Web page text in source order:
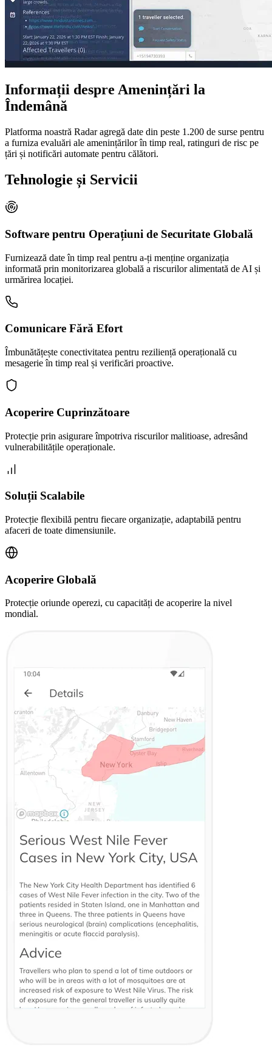
Informații despre Amenințări la
Îndemână
Platforma noastră Radar agregă date din peste 1.200 de surse pentru
a furniza evaluări ale amenințărilor în timp real, ratinguri de risc pe
țări și notificări automate pentru călători.
Tehnologie și Servicii
Software pentru Operațiuni de Securitate Globală
Furnizează date în timp real pentru a-ți menține organizația
informată prin monitorizarea globală a riscurilor alimentată de AI și
urmărirea locației.
Comunicare Fără Efort
Îmbunătățește conectivitatea pentru reziliență operațională cu
mesagerie în timp real și verificări proactive.
Acoperire Cuprinzătoare
Protecție prin asigurare împotriva riscurilor malitioase, adresând
vulnerabilitățile operaționale.
Soluții Scalabile
Protecție flexibilă pentru fiecare organizație, adaptabilă pentru
afaceri de toate dimensiunile.
Acoperire Globală
Protecție oriunde operezi, cu capacități de acoperire la nivel
mondial.